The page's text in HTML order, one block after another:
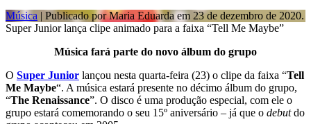
Música | Publicado por Maria Eduarda em 23 de dezembro de 2020.
Super Junior lança clipe animado para a faixa “Tell Me Maybe”
Música fará parte do novo álbum do grupo
O Super Junior lançou nesta quarta-feira (23) o clipe da faixa “Tell
Me Maybe“. A música estará presente no décimo álbum do grupo,
“The Renaissance”. O disco é uma produção especial, com ele o
grupo estará comemorando o seu 15º aniversário – já que o debutdo